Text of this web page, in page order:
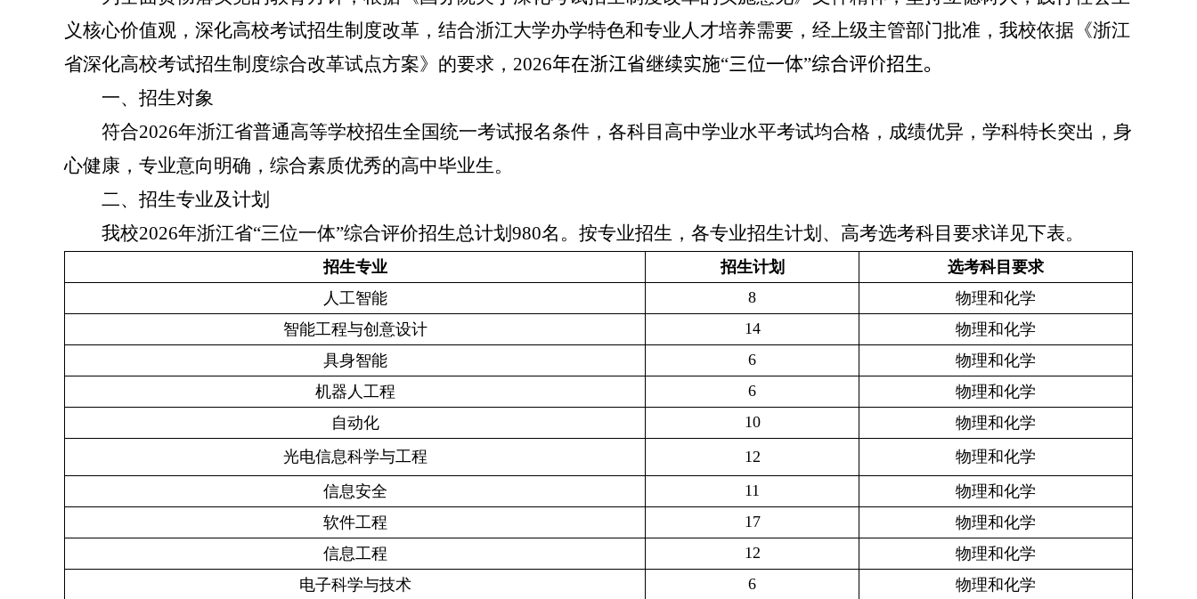
义核心价值观，深化高校考试招生制度改革，结合浙江大学办学特色和专业人才培养需要，经上级主管部门批准，我校依据《浙江
省深化高校考试招生制度综合改革试点方案》的要求， 2026年在浙江省继续实施“三位一体”综合评价招生。
一、招生对象
符合2026年浙江省普通高等学校招生全国统一考试报名条件，各科目高中学业水平考试均合格，成绩优异，学科特长突出，身
心健康，专业意向明确，综合素质优秀的高中毕业生。
二、招生专业及计划
我校2026年浙江省“三位一体”综合评价招生总计划980名。按专业招生，各专业招生计划、高考选考科目要求详见下表。
招生专业 招生计划
选考科目要求
人工智能
8
物理和化学
智能工程与创意设计
14
物理和化学
具身智能
6
物理和化学
机器人工程
6
物理和化学
自动化
10
物理和化学
光电信息科学与工程
12
物理和化学
信息安全
11
物理和化学
软件工程
17
物理和化学
信息工程
12
物理和化学
电子科学与技术
6
物理和化学